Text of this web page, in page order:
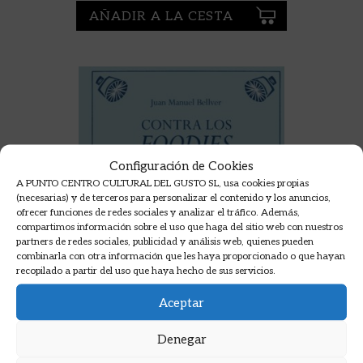
Configuración de Cookies
A PUNTO CENTRO CULTURAL DEL GUSTO SL, usa cookies propias
(necesarias) y de terceros para personalizar el contenido y los anuncios,
ofrecer funciones de redes sociales y analizar el tráfico. Además,
compartimos información sobre el uso que haga del sitio web con nuestros
partners de redes sociales, publicidad y análisis web, quienes pueden
combinarla con otra información que les haya proporcionado o que hayan
recopilado a partir del uso que haya hecho de sus servicios.
Aceptar
Denegar
AÑADIR A LA CESTA